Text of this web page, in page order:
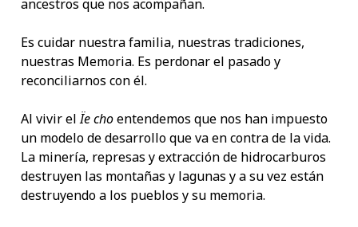
ancestros que nos acompañan.
Es cuidar nuestra familia, nuestras tradiciones,
nuestras Memoria. Es perdonar el pasado y
reconciliarnos con él.
Al vivir elÏe choentendemos que nos han impuesto
un modelo de desarrollo que va en contra de la vida.
La minería, represas y extracción de hidrocarburos
destruyen las montañas y lagunas y a su vez están
destruyendo a los pueblos y su memoria.